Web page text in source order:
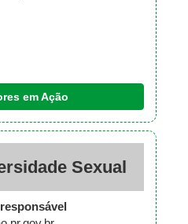
em Ação
Sexual